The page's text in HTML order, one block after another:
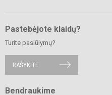
Pastebėjote klaidų?
Turite pasiūlymų?
RAŠYKITE
Bendraukime